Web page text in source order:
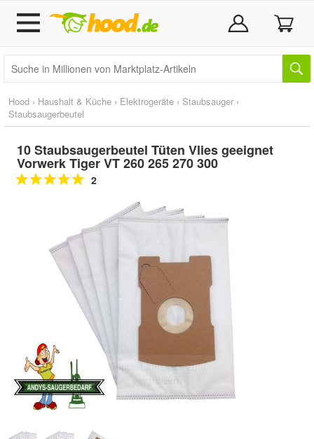
Hood › Haushalt & Küche › Elektrogeräte › Staubsauger ›
Staubsaugerbeutel
10 Staubsaugerbeutel Tüten Vlies geeignet
Vorwerk Tiger VT 260 265 270 300
2
Doppelt antippen zum
vergrößern